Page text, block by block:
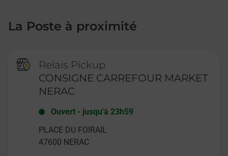
La Poste à proximité
Relais Pickup
CONSIGNE CARREFOUR MARKET
NERAC
Ouvert - jusqu'à 23h59
PLACE DU FOIRAIL
47600 NERAC